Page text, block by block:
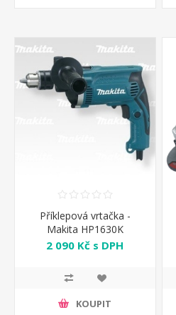
Příklepová vrtačka -
Makita HP1630K
2 090 Kč s DPH
KOUPIT